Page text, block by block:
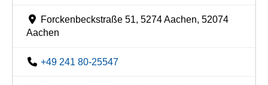
Forckenbeckstraße 51, 5274 Aachen, 52074
Aachen
+49 241 80-25547